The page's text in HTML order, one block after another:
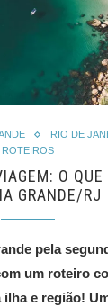
RIO DE
ROTEIROS
O QUE
GRANDE/RJ
pela
um roteiro
ilha e região!